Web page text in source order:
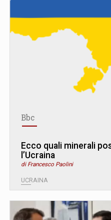
Bbc
Ecco quali minerali
l’Ucraina
di Francesco Paolini
UCRAINA